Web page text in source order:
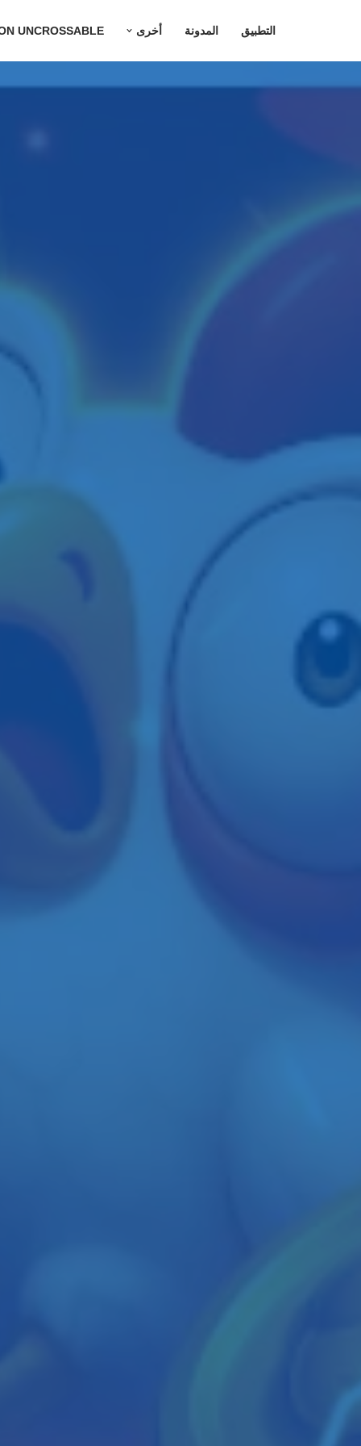
UNCROSSABLE أخرى المدونة التطبيق